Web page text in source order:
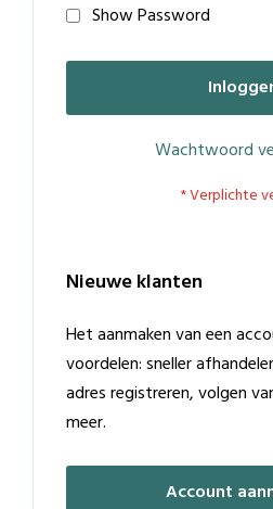
Show Password
Wachtwoord
Nieuwe klanten
Het aanmaken van een
voordelen: sneller
adres registreren, volgen
meer.
Account